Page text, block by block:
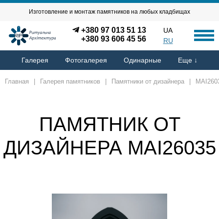
Изготовление и монтаж памятников на любых кладбищах
+380 97 013 51 13
+380 93 606 45 56
UA
RU
Галерея Фотогалерея Одинарные Еще ↓
Главная Галерея памятников Памятники от дизайнера
ПАМЯТНИК ОТ
ДИЗАЙНЕРА MAI26035